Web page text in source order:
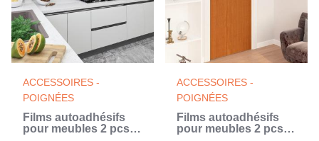
ACCESSOIRES -
POIGNÉES
Films autoadhésifs
pour meubles 2 pcs
ACCESSOIRES -
POIGNÉES
Films autoadhésifs
pour meubles 2 pcs